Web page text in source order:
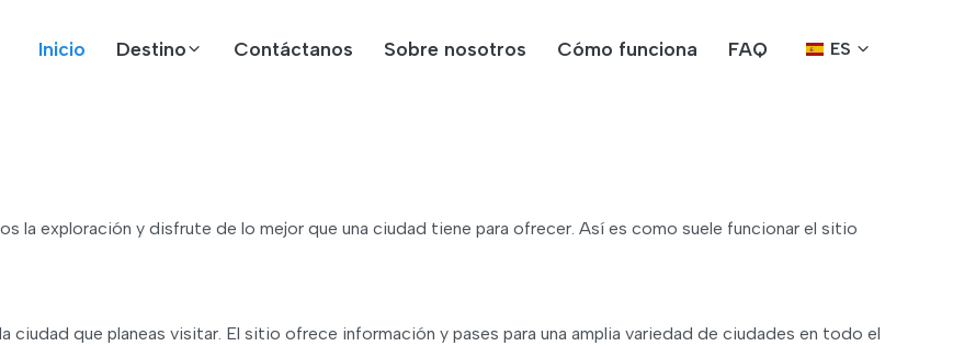
Inicio Destino Contáctanos Sobre nosotros Cómo funciona FAQ ES
la exploración y disfrute de lo mejor que una ciudad tiene para ofrecer. Así es como suele funcionar el sitio
que planeas visitar. El sitio ofrece información y pases para una amplia variedad de ciudades en todo el